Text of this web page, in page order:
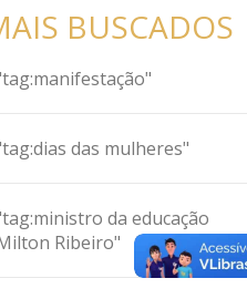
BUSCADOS
das mulheres"
da educação
Ribeiro"